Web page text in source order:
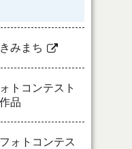
みまち
トコンテスト
品
ォトコンテス